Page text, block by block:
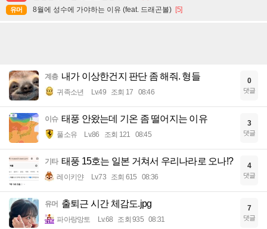
유머 8월에 성수에 가야하는 이유 (feat. 드래곤볼) [5]
계층 내가 이상한건지 판단 좀 해줘. 형들
귀족소년 Lv.49 조회 17 08:46
0
댓글
이슈 태풍 안왔는데 기온 좀 떨어지는 이유
풀소유 Lv.86 조회 121 08:45
3
댓글
기타 태풍 15호는 일본 거쳐서 우리나라로 오나!?
레이키얀 Lv.73 조회 615 08:36
4
댓글
유머 출퇴근 시간 체감도.jpg
파아랑망토 Lv.68 조회 935 08:31
7
댓글